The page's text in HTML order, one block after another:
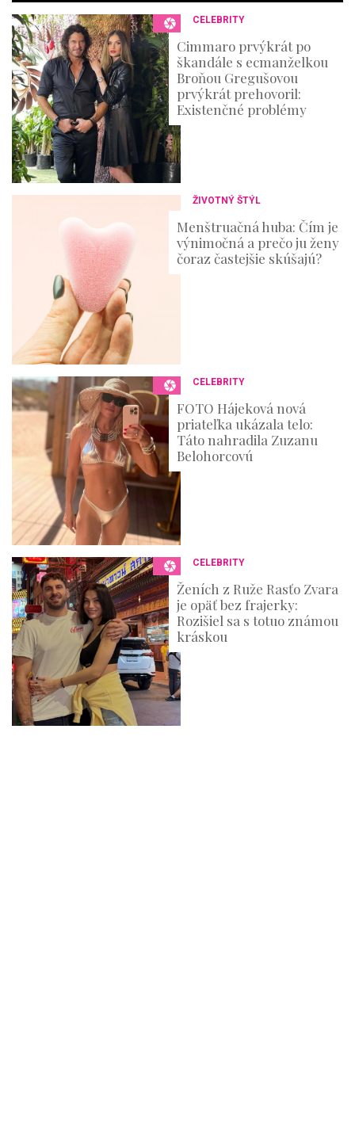
6
s
e
c
o
n
d
s
CELEBRITY
Cimmaro prvýkrát po
škandále s ecmanželkou
Broňou Gregušovou
prvýkrát prehovoril:
Existenčné problémy
ŽIVOTNÝ ŠTÝL
Menštruačná huba: Čím je
výnimočná a prečo ju ženy
čoraz častejšie skúšajú?
CELEBRITY
FOTO Hájeková nová
priateľka ukázala telo:
Táto nahradila Zuzanu
Belohorcovú
CELEBRITY
Ženích z Ruže Rasťo Zvara
je opäť bez frajerky:
Rozišiel sa s totuo známou
kráskou